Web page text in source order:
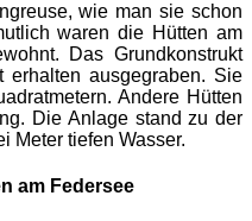
wie man sie schon
waren die Hütten am
Das Grundkonstrukt
erhalten ausgegraben. Sie
Andere Hütten
Die Anlage stand zu der
Meter tiefen Wasser.
am Federsee